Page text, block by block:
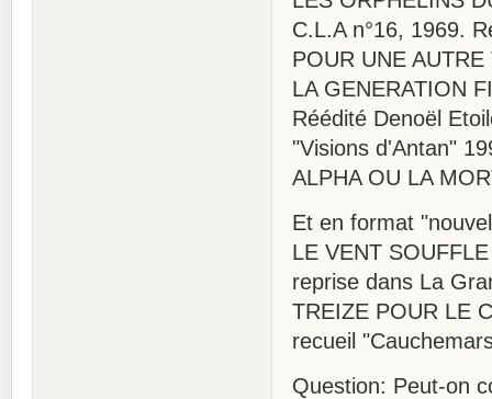
C.L.A n°16, 1969.
POUR UNE
LA GENERATION
Réédité Denoël
"Visions d'Antan"
ALPHA OU LA
Et en format
LE VENT
reprise dans La
TREIZE POUR LE
recueil
Question: Peut-on